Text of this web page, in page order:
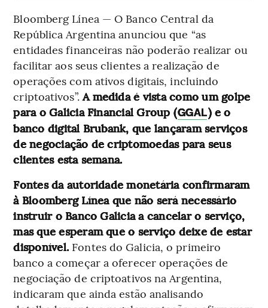
Bloomberg Línea — O Banco Central da
República Argentina anunciou que “as
entidades financeiras não poderão realizar ou
facilitar aos seus clientes a realização de
operações com ativos digitais, incluindo
criptoativos”.A medida é vista como um golpe
para o Galicia Financial Group (GGAL) e o
banco digital Brubank, que lançaram serviços
de negociação de criptomoedas para seus
clientes esta semana.
Fontes da autoridade monetária confirmaram
à Bloomberg Línea que não será necessário
instruir o Banco Galicia a cancelar o serviço,
mas que esperam que o serviço deixe de estar
disponível. Fontes do Galicia, o primeiro
banco a começar a oferecer operações de
negociação de criptoativos na Argentina,
indicaram que ainda estão analisando